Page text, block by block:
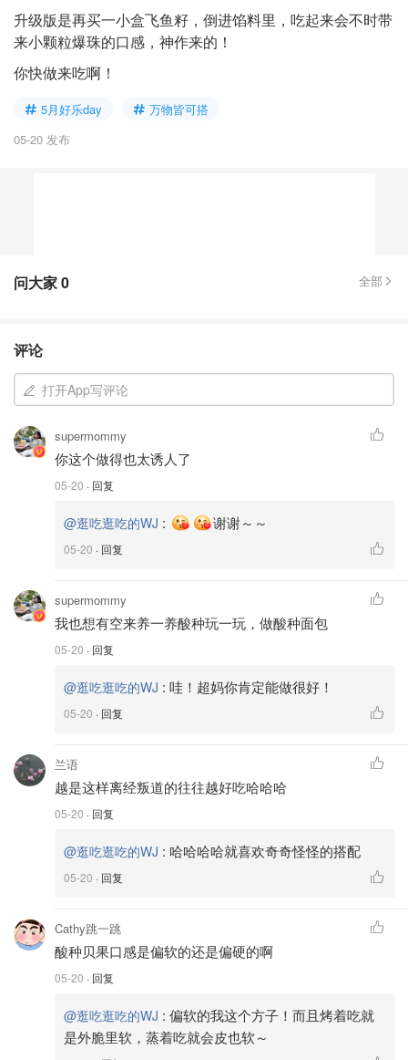
升级版是再买一小盒飞鱼籽，倒进馅料里，吃起来会不时带
来小颗粒爆珠的口感，神作来的！
你快做来吃啊！
5月好乐day
万物皆可搭
05-20 发布
问大家0 全部
评论
打开App写评论
supermommy
你这个做得也太诱人了
05-20 · 回复
@逛吃逛吃的WJ : 谢谢～～
05-20 · 回复
supermommy
我也想有空来养一养酸种玩一玩，做酸种面包
05-20 · 回复
@逛吃逛吃的WJ : 哇！超妈你肯定能做很好！
05-20 · 回复
兰语
越是这样离经叛道的往往越好吃哈哈哈
05-20 · 回复
@逛吃逛吃的WJ : 哈哈哈哈就喜欢奇奇怪怪的搭配
05-20 · 回复
Cathy跳一跳
酸种贝果口感是偏软的还是偏硬的啊
05-20 · 回复
@逛吃逛吃的WJ : 偏软的我这个方子！而且烤着吃就
是外脆里软，蒸着吃就会皮也软～